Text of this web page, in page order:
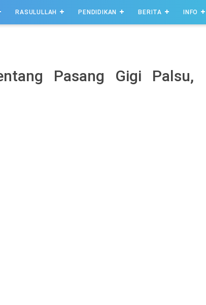
RASULULLAH PENDIDIKAN BERITA INFO
Pasang Gigi Palsu,